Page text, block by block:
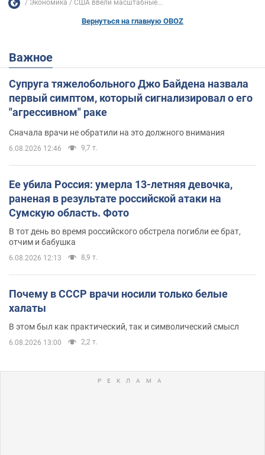
Экономика США ввели масштабные...
Вернуться на главную OBOZ
Важное
Супруга тяжелобольного Джо Байдена назвала
первый симптом, который сигнализировал о его
"агрессивном" раке
Сначала врачи не обратили на это должного внимания
6.08.2026 12:46 9,7 т.
Ее убила Россия: умерла 13-летняя девочка,
раненая в результате российской атаки на
Сумскую область. Фото
В тот день во время российского обстрела погибли ее брат,
отчим и бабушка
6.08.2026 12:13 8,9 т.
Почему в СССР врачи носили только белые
халаты
В этом был как практический, так и символический смысл
6.08.2026 13:00 2,2 т.